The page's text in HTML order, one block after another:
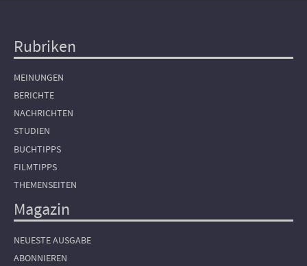
Hauptnavigation
Rubriken
MEINUNGEN
BERICHTE
NACHRICHTEN
STUDIEN
BUCHTIPPS
FILMTIPPS
THEMENSEITEN
Magazin
NEUESTE AUSGABE
ABONNIEREN